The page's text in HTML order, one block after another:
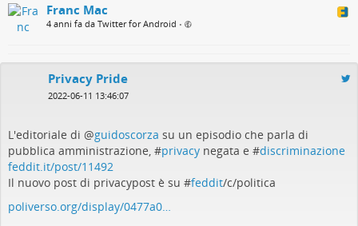
Franc Mac
4 anni fa da Twitter for Android •
Privacy Pride
2022-06-11 13:46:07
L'editoriale di @guidoscorza su un episodio che parla di
pubblica amministrazione, #privacy negata e #discriminazione
feddit.it/post/11492
Il nuovo post di privacypost è su #feddit/c/politica
poliverso.org/display/0477a0…